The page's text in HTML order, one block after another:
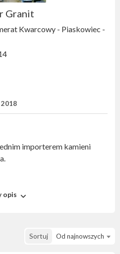
Granit
Kwarcowy - Piaskowiec -
importerem kamieni
materiałów.
opis
Sortuj Od najnowszych